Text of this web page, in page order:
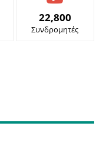
22,800
Συνδρομητές